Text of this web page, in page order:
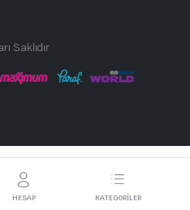
Saklıdır
HESAP KATEGORILER